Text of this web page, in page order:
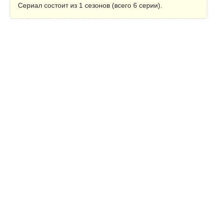
Сериал состоит из 1 сезонов (всего 6 серии).